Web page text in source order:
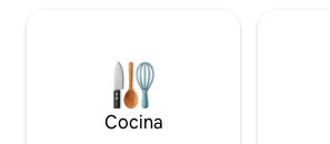
refugio fuera de la red. No dude en
enviarnos un mensaje y solicitar más
información.Cocina